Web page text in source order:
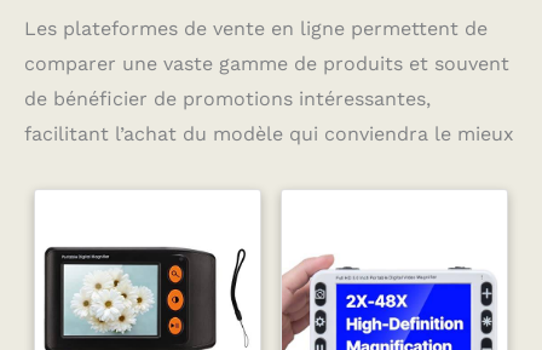
Les plateformes de vente en ligne permettent de
comparer une vaste gamme de produits et souvent
de bénéficier de promotions intéressantes,
facilitant l’achat du modèle qui conviendra le mieux